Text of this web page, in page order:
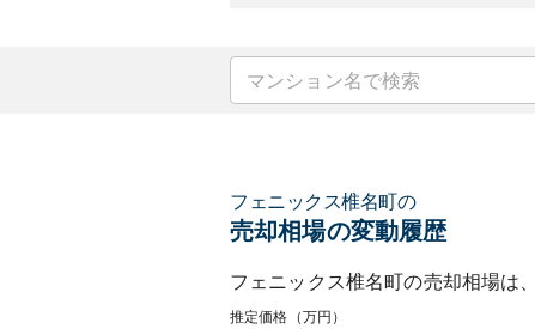
フェニックス椎名町の
売却相場の変動履歴
フェニックス椎名町の売却相場は
推定価格（万円）